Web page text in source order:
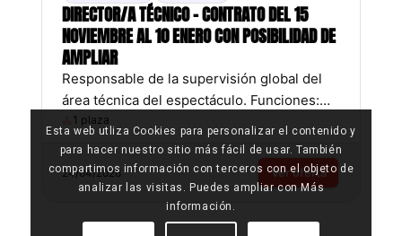
DIRECTOR/A TÉCNICO – CONTRATO DEL 15
NOVIEMBRE AL 10 ENERO CON POSIBILIDAD DE
AMPLIAR
Responsable de la supervisión global del
área técnica del espectáculo. Funciones:
Coordinación de equipos técnicos
Supervisión de montajes, ensayos y
funciones Gestión de incidencias técnicas
Requisitos: Experiencia previa en dirección
técnica de espectáculos Liderazgo,
organización y toma de decisiones
1 plaza
24/04/2026 Ver oferta
Esta web utliza Cookies para personalizar el contenido y
para hacer nuestro sitio más fácil de usar. También
compartimos información con terceros con el objeto de
analizar las visitas. Puedes ampliar con Más
información.